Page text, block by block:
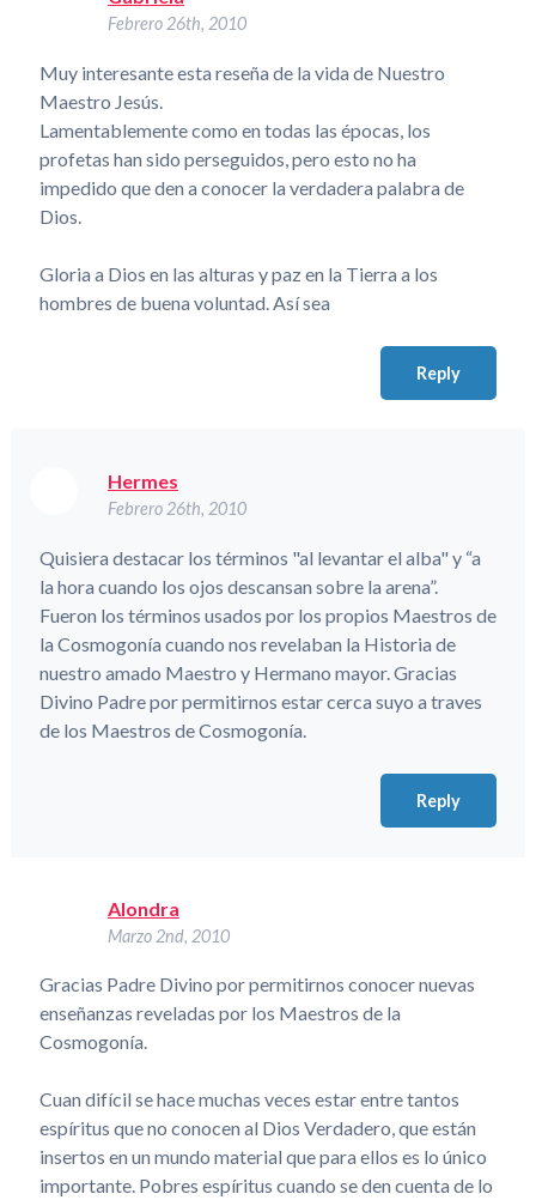
Febrero 26th, 2010
Muy interesante esta reseña de la vida de Nuestro
Maestro Jesús.
Lamentablemente como en todas las épocas, los
profetas han sido perseguidos, pero esto no ha
impedido que den a conocer la verdadera palabra de
Dios.
Gloria a Dios en las alturas y paz en la Tierra a los
hombres de buena voluntad. Así sea
Reply
Hermes
Febrero 26th, 2010
Quisiera destacar los términos "al levantar el alba" y “a
la hora cuando los ojos descansan sobre la arena”.
Fueron los términos usados por los propios Maestros de
la Cosmogonía cuando nos revelaban la Historia de
nuestro amado Maestro y Hermano mayor. Gracias
Divino Padre por permitirnos estar cerca suyo a traves
de los Maestros de Cosmogonía.
Reply
Alondra
Marzo 2nd, 2010
Gracias Padre Divino por permitirnos conocer nuevas
enseñanzas reveladas por los Maestros de la
Cosmogonía.
Cuan difícil se hace muchas veces estar entre tantos
espíritus que no conocen al Dios Verdadero, que están
insertos en un mundo material que para ellos es lo único
importante. Pobres espíritus cuando se den cuenta de lo